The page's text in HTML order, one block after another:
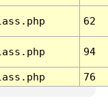
62
94
76